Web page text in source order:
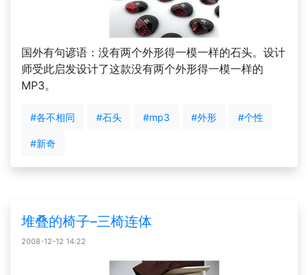
国外有句谚语：没有两个外形得一模一样的石头。设计
师受此启发设计了这款没有两个外形得一模一样的
MP3。
#各不相同 #石头 #mp3 #外形 #个性
#新奇
堆叠的椅子–三椅连体
2008-12-12 14:22